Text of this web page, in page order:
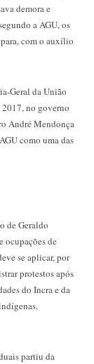
demora e
a AGU, os
com o auxílio
Geral da União
no governo
André Mendonça
como uma das
de Geraldo
ocupações de
se aplicar, por
protestos após
do Incra e da
partiu da